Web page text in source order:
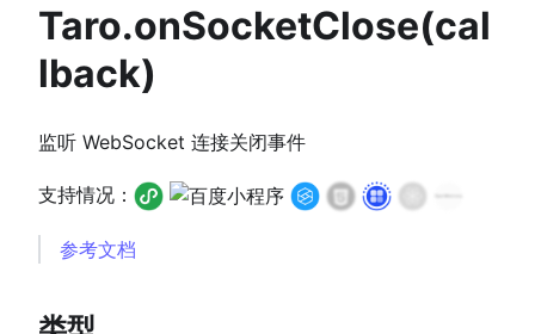
Taro.onSocketClose(cal
lback)
监听 WebSocket 连接关闭事件
支持情况：
参考文档